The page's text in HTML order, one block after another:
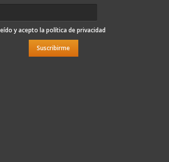
y acepto la política de privacidad
Suscribirme